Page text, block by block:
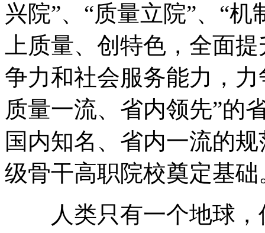
兴院”、“质量立院”、“
上质量、创特色，全面
争力和社会服务能力，
质量一流、省内领先”的
国内知名、省内一流的
级骨干高职院校奠定基础
人类只有一个地球，